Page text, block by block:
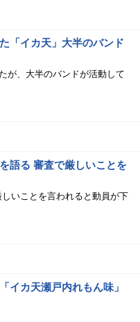
「イカ天」大半のバンド
が、大半のバンドが活動して
語る 審査で厳しいことを
いことを言われると動員が下
イカ天瀬戸内れもん味」